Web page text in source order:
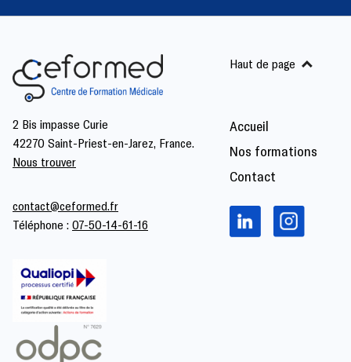
2 Bis impasse Curie
42270 Saint-Priest-en-Jarez, France.
Nous trouver
Accueil
Nos formations
Contact
Haut de page
contact@ceformed.fr
Téléphone : 07-50-14-61-16